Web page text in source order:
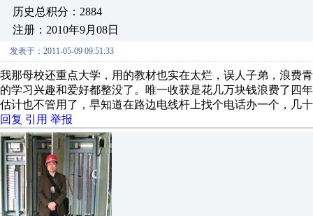
历史总积分：2884
注册：2010年9月08日
发表于：2011-05-09 09:51:33
我那母校还重点大学，用的教材也实在太烂，误人子弟，浪费
的学习兴趣和爱好都整没了。唯一收获是花几万块钱浪费了四
估计也不管用了，早知道在路边电线杆上找个电话办一个，几
回复 引用 举报